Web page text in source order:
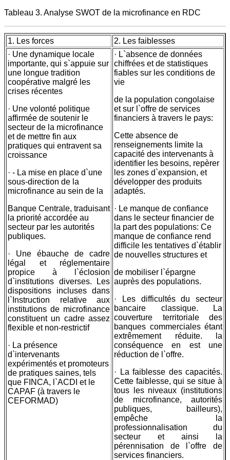
Tableau 3. Analyse SWOT de la microfinance en RDC
1. Les forces
2. Les faiblesses
· Une dynamique locale
importante, qui s`appuie sur
une longue tradition
coopérative malgré les
crises récentes
· Une volonté politique
affirmée de soutenir le
secteur de la microfinance
et de mettre fin aux
pratiques qui entravent sa
croissance
· - La mise en place d`une
sous-direction de la
microfinance au sein de la
Banque Centrale, traduisant
la priorité accordée au
secteur par les autorités
publiques.
· Une ébauche de cadre
légal et réglementaire
propice à l`éclosion
d`institutions diverses. Les
dispositions incluses dans
l`Instruction relative aux
institutions de microfinance
constituent un cadre assez
flexible et non-restrictif
· La présence
d`intervenants
expérimentés et promoteurs
de pratiques saines, tels
que FINCA, l`ACDI et le
CAPAF (à travers le
CEFORMAD)
· L`absence de données
chiffrées et de statistiques
fiables sur les conditions de
vie
de la population congolaise
et sur l`offre de services
financiers à travers le pays:
Cette absence de
renseignements limite la
capacité des intervenants à
identifier les besoins, repèrer
les zones d`expansion, et
développer des produits
adaptés.
· Le manque de confiance
dans le secteur financier de
la part des populations: Ce
manque de confiance rend
difficile les tentatives d`établir
de nouvelles structures et
de mobiliser l`épargne
auprès des populations.
· Les difficultés du secteur
bancaire classique. La
couverture territoriale des
banques commerciales étant
extrêmement réduite. la
conséquence en est une
réduction de l`offre.
· La faiblesse des capacités.
Cette faiblesse, qui se situe à
tous les niveaux (institutions
de microfinance, autorités
publiques, bailleurs),
empêche la
professionnalisation du
secteur et ainsi la
pérennisation de l`offre de
services financiers.